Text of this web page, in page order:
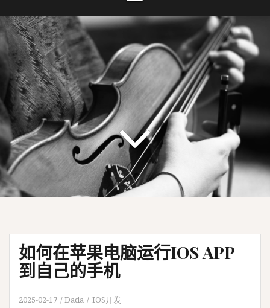
如何在苹果电脑运行IOS APP
到自己的手机
2025-02-17 Dada IOS开发